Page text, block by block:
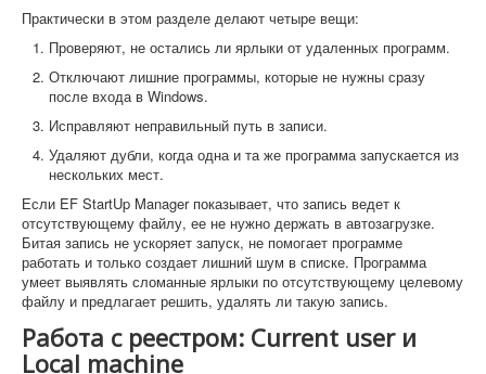
Практически в этом разделе делают четыре вещи:
Проверяют, не остались ли ярлыки от удаленных программ.
Отключают лишние программы, которые не нужны сразу
после входа в Windows.
Исправляют неправильный путь в записи.
Удаляют дубли, когда одна и та же программа запускается из
нескольких мест.
Если EF StartUp Manager показывает, что запись ведет к
отсутствующему файлу, ее не нужно держать в автозагрузке.
Битая запись не ускоряет запуск, не помогает программе
работать и только создает лишний шум в списке. Программа
умеет выявлять сломанные ярлыки по отсутствующему целевому
файлу и предлагает решить, удалять ли такую запись.
Работа с реестром: Current user и
Local machine